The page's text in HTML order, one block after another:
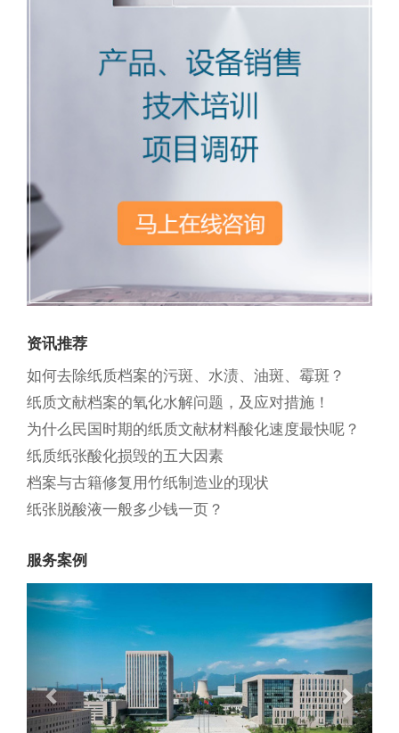
资讯推荐
如何去除纸质档案的污斑、水渍、油斑、霉斑？
纸质文献档案的氧化水解问题，及应对措施！
为什么民国时期的纸质文献材料酸化速度最快呢？
纸质纸张酸化损毁的五大因素
档案与古籍修复用竹纸制造业的现状
纸张脱酸液一般多少钱一页？
服务案例
Previous